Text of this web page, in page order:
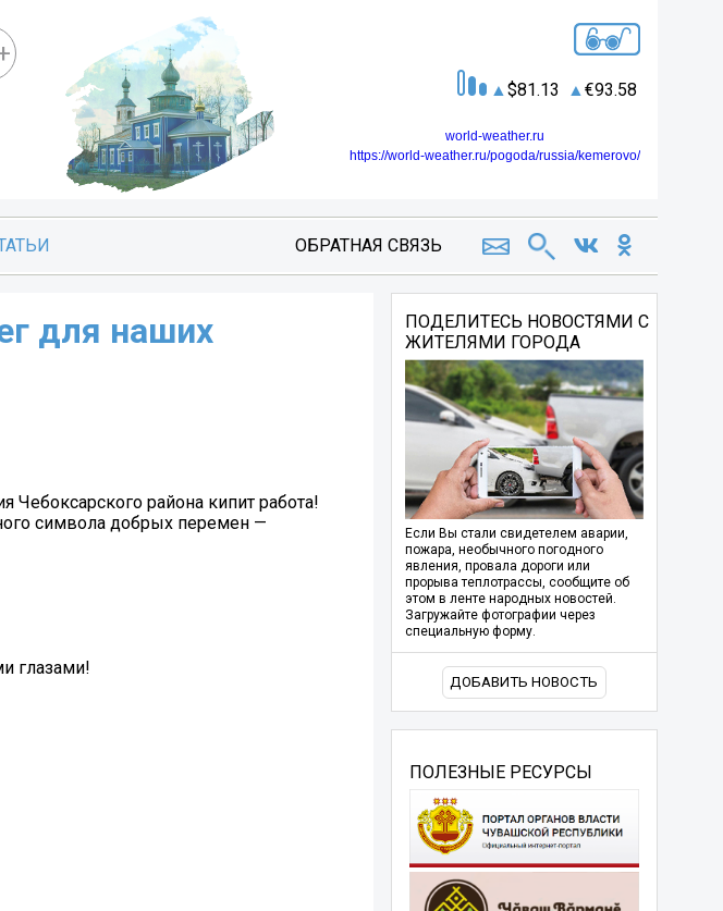
81.13 93.58
world-weather.ru
https://world-weather.ru/pogoda/russia/kemerovo/
ОБРАТНАЯ СВЯЗЬ
для наших
Чебоксарского района кипит работа!
символа добрых перемен —
глазами!
ПОДЕЛИТЕСЬ НОВОСТЯМИ С
ЖИТЕЛЯМИ ГОРОДА
Если Вы стали свидетелем аварии,
пожара, необычного погодного
явления, провала дороги или
прорыва теплотрассы, сообщите об
этом в ленте народных новостей.
Загружайте фотографии через
специальную форму.
ДОБАВИТЬ НОВОСТЬ
ПОЛЕЗНЫЕ РЕСУРСЫ